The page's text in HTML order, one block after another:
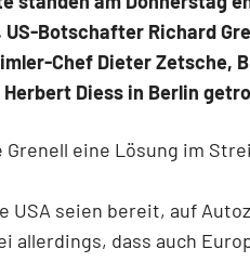
US-Botschafter Richard
Chef Dieter Zetsche,
Diess in Berlin
Grenell eine Lösung im
USA seien bereit, auf
allerdings, dass auch